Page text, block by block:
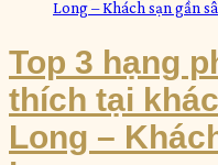
Top 3 hạng
thích tại
Long –